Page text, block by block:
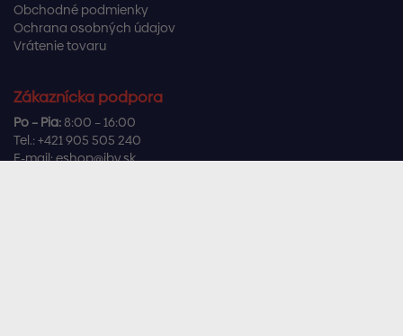
Obchodné podmienky
Ochrana osobných údajov
Vrátenie tovaru
Zákaznícka podpora
Po – Pia:8:00 – 16:00
Tel.: +421 905 505 240
E-mail:eshop@ibv.sk